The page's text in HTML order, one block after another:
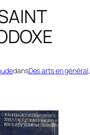
dansDes arts en général,